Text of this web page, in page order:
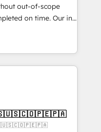
with your tech stack
reinforcing
and compliance. At
out-of-scope
on time. Our in-
experts,
handles all
15+ different CRMs
✨ CS: Clients
new visitors for a
415% conversion